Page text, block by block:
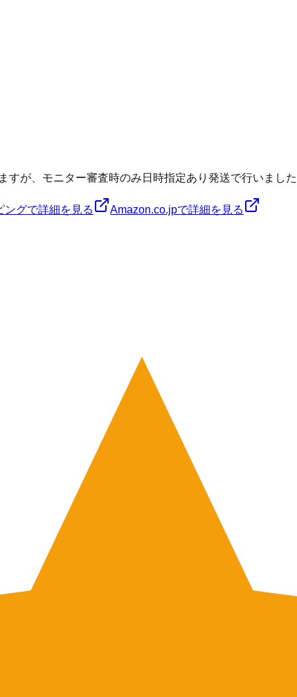
が、モニター審査時のみ日時指定あり発送で行いました
ングで詳細を見る Amazon.co.jpで詳細を見る